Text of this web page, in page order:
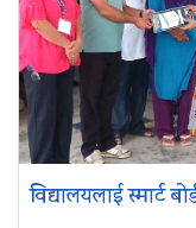
विद्यालयलाई स्मार्ट